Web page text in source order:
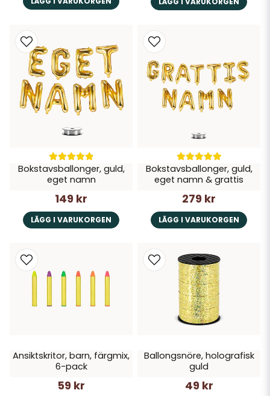
Bokstavsballonger, guld,
eget namn
149 kr
LÄGG I VARUKORGEN
Bokstavsballonger, guld,
eget namn & grattis
279 kr
LÄGG I VARUKORGEN
Ansiktskritor, barn, färgmix,
6-pack
59 kr
Ballongsnöre, holografisk
guld
49 kr